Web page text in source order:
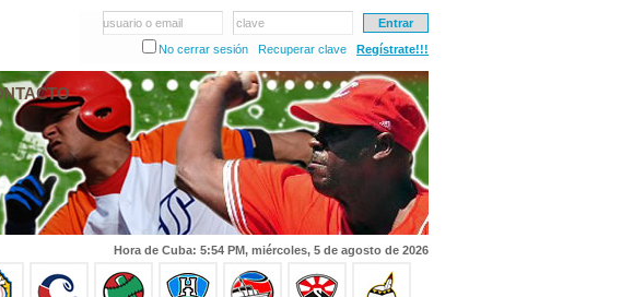
usuario o email
clave
No cerrar sesión
Recuperar clave Regístrate!!!
Hora de Cuba: 5:54 PM, miércoles, 5 de agosto de 2026